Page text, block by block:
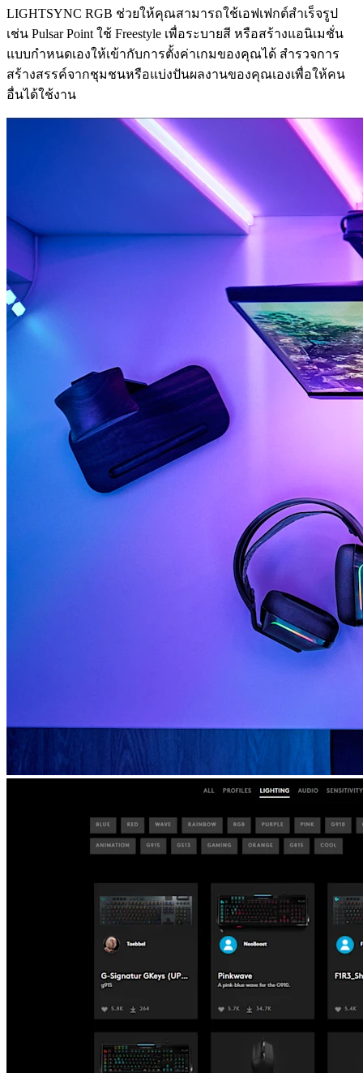
LIGHTSYNC RGB ช่วยให้คุณสามารถใช้เอฟเฟกต์สำเร็จรูป
เช่น Pulsar Point ใช้ Freestyle เพื่อระบายสี หรือสร้างแอนิเมชั่น
แบบกำหนดเองให้เข้ากับการตั้งค่าเกมของคุณได้ สำรวจการ
สร้างสรรค์จากชุมชนหรือแบ่งปันผลงานของคุณเองเพื่อให้คน
อื่นได้ใช้งาน